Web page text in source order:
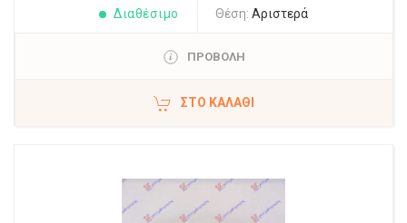
Διαθέσιμο Θέση: Αριστερά
ΠΡΟΒΟΛΗ
ΣΤΟ ΚΑΛΆΘΙ